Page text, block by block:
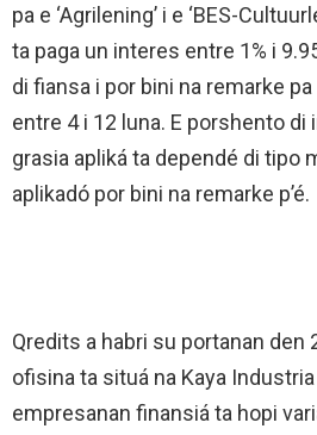
pa e ‘Agrilening’ i e ‘BES-
ta paga un interes entre 1% i
di fiansa i por bini na remarke
entre 4 i 12 luna. E porshento di
grasia apliká ta dependé di tipo
aplikadó por bini na remarke p’é.
Qredits a habri su portanan den
ofisina ta situá na Kaya
empresanan finansiá ta hopi